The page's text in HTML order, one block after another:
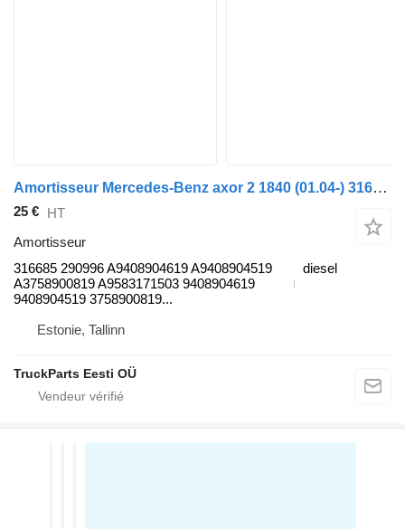
Amortisseur Mercedes-Benz axor 2 1840 (01.04-) 316685 290996 pour tracteur routier Mercedes-Benz Actros, Axor MP1, MP2, MP3 (1996-2014)
25 € HT
Amortisseur
316685 290996 A9408904619 A9408904519
A3758900819 A9583171503 9408904619
9408904519 3758900819...
diesel
Estonie, Tallinn
TruckParts Eesti OÜ